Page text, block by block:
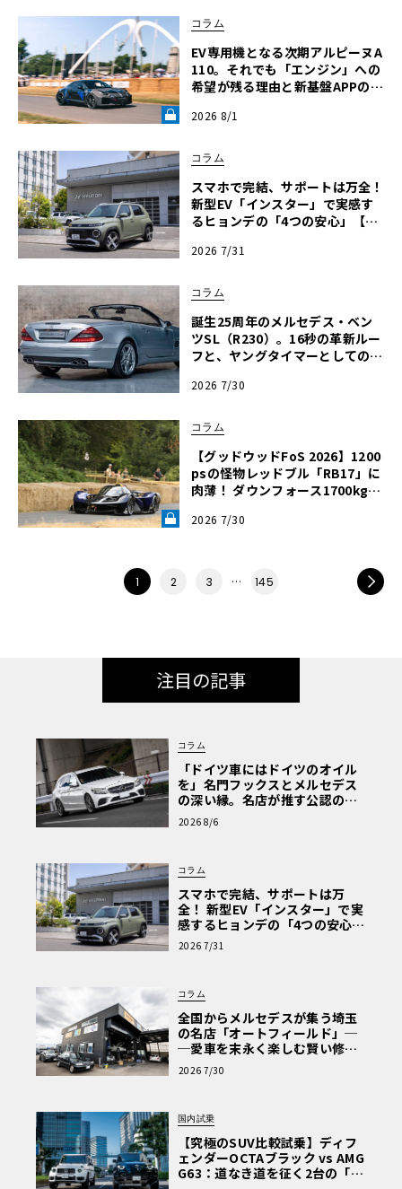
コラム
EV専用機となる次期アルピーヌA
110。それでも「エンジン」への
希望が残る理由と新基盤APPの真
《LE VOLANT LAB》
2026 8/1
コラム
スマホで完結、サポートは万全！
新型EV「インスター」で実感す
るヒョンデの「4つの安心」【第
Hyundai?】〈PR〉
2026 7/31
コラム
誕生25周年のメルセデス・ベン
ツSL（R230）。16秒の革新ルー
フと、ヤングタイマーとしての再
2026 7/30
コラム
【グッドウッドFoS 2026】1200
psの怪物レッドブル「RB17」に
肉薄！ ダウンフォース1700kgを
底解説《LE VOLANT LAB》
2026 7/30
1 2 3 … 145
注目の記事
コラム
「ドイツ車にはドイツのオイル
を」名門フックスとメルセデス
の深い縁。名店が推す公認の安
心と、Cクラスで味わうシルキー
な走り〈PR〉
2026 8/6
コラム
スマホで完結、サポートは万
全！ 新型EV「インスター」で実
感するヒョンデの「4つの安心」
【第1回・ヒョンデ6つの疑問：
Why? Hyundai?】〈PR〉
2026 7/31
コラム
全国からメルセデスが集う埼玉
の名店「オートフィールド」─
─愛車を末永く楽しむ賢い修理
術と、プロがフックス製オイル
を選ぶ理由〈PR〉
2026 7/30
国内試乗
【究極のSUV比較試乗】ディフ
ェンダーOCTAブラック vs AMG
G63：道なき道を征く2台の「対